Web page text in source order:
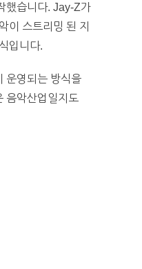
했습니다. Jay-Z가
이 스트리밍 된 지
입니다.
운영되는 방식을
음악산업일지도